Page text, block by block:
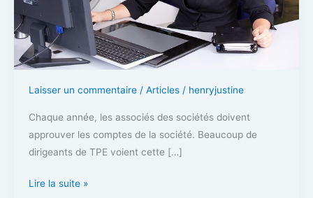
Laisser un commentaire / Articles/ henryjustine
Chaque année, les associés des sociétés doivent
approuver les comptes de la société. Beaucoup de
dirigeants de TPE voient cette […]
Approbation
Lire la suite »